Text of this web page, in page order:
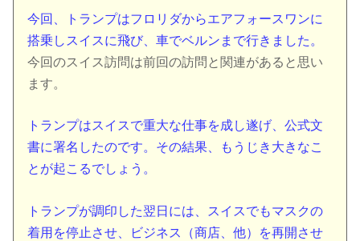
今回、トランプはフロリダからエアフォースワンに
搭乗しスイスに飛び、車でベルンまで行きました。
今回のスイス訪問は前回の訪問と関連があると思い
ます。
トランプはスイスで重大な仕事を成し遂げ、公式文
書に署名したのです。その結果、もうじき大きなこ
とが起こるでしょう。
トランプが調印した翌日には、スイスでもマスクの
着用を停止させ、ビジネス（商店、他）を再開させ